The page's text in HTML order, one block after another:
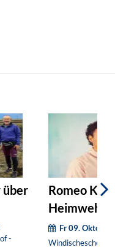
über
-
Romeo
Heimweh
Fr 09. Oktober